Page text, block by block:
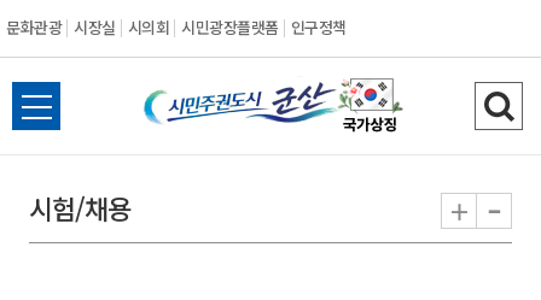
문화관광 시장실 시의회 시민광장플랫폼 인구정책
시
민
전
체
뉴
열
검
색
기
시험/채용 + -